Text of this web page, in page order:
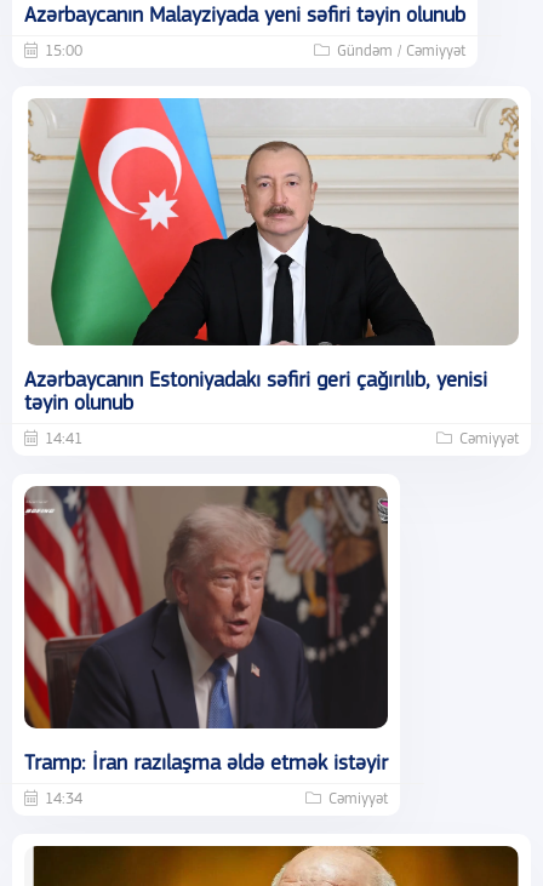
Azərbaycanın Malayziyada yeni səfiri təyin olunub
15:00 Gündəm / Cəmiyyət
Azərbaycanın Estoniyadakı səfiri geri çağırılıb, yenisi
təyin olunub
14:41 Cəmiyyət
Tramp: İran razılaşma əldə etmək istəyir
14:34 Cəmiyyət